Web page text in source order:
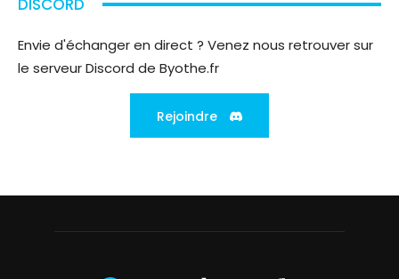
Envie d'échanger en direct ? Venez nous retrouver sur
le serveur Discord de Byothe.fr
Rejoindre